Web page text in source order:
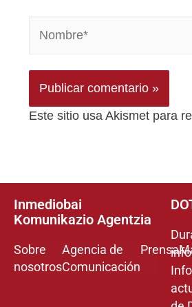
Este sitio usa Akismet para
Inmediobai
Komunikazio Agentzia
Sobre
nosotros
Agencia de
Comunicación
Prensa